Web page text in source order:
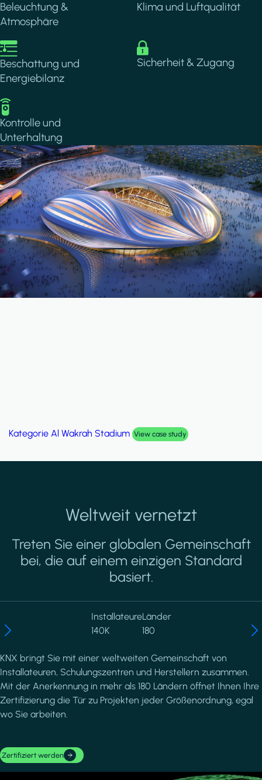
Beleuchtung &
Atmosphäre
Klima und Luftqualität
Image
Beschattung und
Energiebilanz
Image
Sicherheit & Zugang
Image
Kontrolle und
Unterhaltung
Kategorie Al Wakrah Stadium View case study
Weltweit vernetzt
Treten Sie einer globalen Gemeinschaft
bei, die auf einem einzigen Standard
basiert.
Installateure
140K
Länder
180
KNX bringt Sie mit einer weltweiten Gemeinschaft von
Installateuren, Schulungszentren und Herstellern zusammen.
Mit der Anerkennung in mehr als 180 Ländern öffnet Ihnen Ihre
Zertifizierung die Tür zu Projekten jeder Größenordnung, egal
wo Sie arbeiten.
Zertifiziert werden